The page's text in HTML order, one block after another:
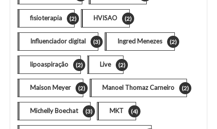
fisioterapia (2) HVISAO (2)
Influenciador digital (3) Ingred Menezes (2)
lipoaspiração (2) Live (2)
Maison Meyer (2) Manoel Thomaz Carneiro (2)
Michelly Boechat (3) MKT (4)